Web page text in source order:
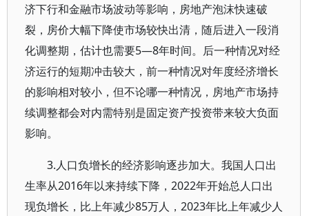
济下行和金融市场波动等影响，房地产泡沫快速破
裂，房价大幅下降使市场较快出清，随后进入一段消
化调整期，估计也需要5—8年时间。后一种情况对经
济运行的短期冲击较大，前一种情况对年度经济增长
的影响相对较小，但不论哪一种情况，房地产市场持
续调整都会对内需特别是固定资产投资带来较大负面
影响。
3.人口负增长的经济影响逐步加大。我国人口出
生率从2016年以来持续下降，2022年开始总人口出
现负增长，比上年减少85万人，2023年比上年减少人